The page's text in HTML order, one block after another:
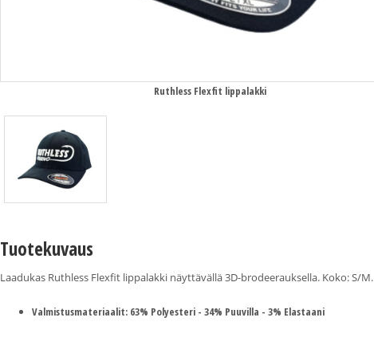
Ruthless Flexfit lippalakki
Tuotekuvaus
Laadukas Ruthless Flexfit lippalakki näyttävällä 3D-brodeerauksella. Koko: S/M.
Valmistusmateriaalit: 63% Polyesteri - 34% Puuvilla - 3% Elastaani